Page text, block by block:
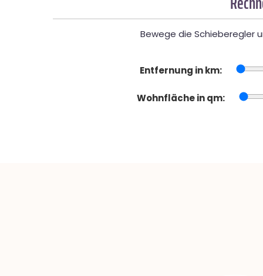
Bewege die Schieberegler
Entfernung in km:
Wohnfläche in qm: